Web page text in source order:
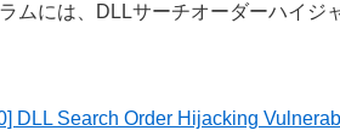
ムには、DLLサーチオーダーハイジ
DLL Search Order Hijacking